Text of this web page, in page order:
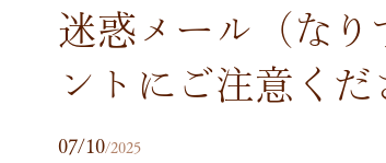
迷惑メール（な
ントにご注意くだ
07/10/2025